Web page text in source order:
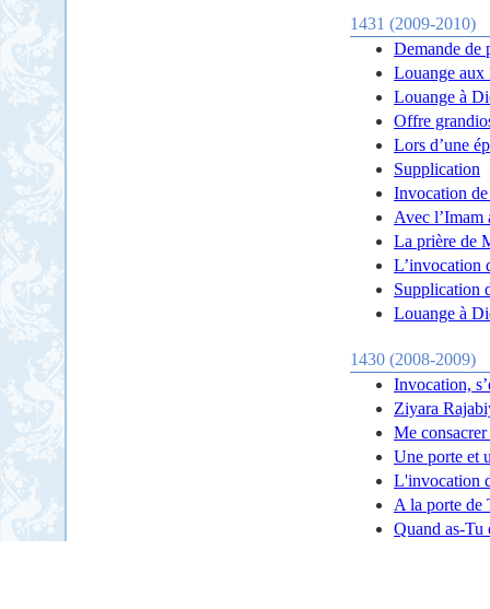
1431 (2009-2010)
Demande de
Louange aux
Louange à
Offre
Lors d’une
Supplication
Invocation
Avec
La prière de
L’invocation
Supplication
Louange à
1430 (2008-2009)
Invocation,
Ziyara
Me
Une porte et
L'invocation
A la porte de
Quand as-Tu